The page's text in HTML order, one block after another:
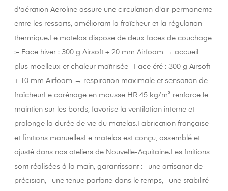
d'aération Aeroline assure une circulation d'air permanente
entre les ressorts, améliorant la fraîcheur et la régulation
thermique.Le matelas dispose de deux faces de couchage
:– Face hiver : 300 g Airsoft + 20 mm Airfoam → accueil
plus moelleux et chaleur maîtrisée– Face été : 300 g Airsoft
+ 10 mm Airfoam → respiration maximale et sensation de
fraîcheurLe carénage en mousse HR 45 kg/m³ renforce le
maintien sur les bords, favorise la ventilation interne et
prolonge la durée de vie du matelas.Fabrication française
et finitions manuellesLe matelas est conçu, assemblé et
ajusté dans nos ateliers de Nouvelle-Aquitaine.Les finitions
sont réalisées à la main, garantissant :– une artisanat de
précision,– une tenue parfaite dans le temps,– une stabilité